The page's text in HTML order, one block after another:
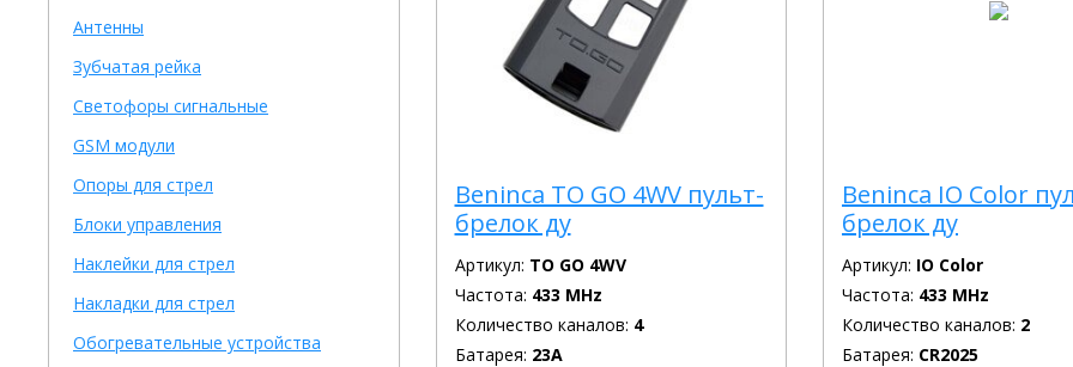
Антенны
Зубчатая рейка
Светофоры сигнальные
GSM модули
Опоры для стрел
Блоки управления
Наклейки для стрел
Накладки для стрел
Обогревательные устройства
Beninca TO GO 4WV пульт-
брелок ду
Артикул: TO GO 4WV
Частота: 433 MHz
Количество каналов: 4
Батарея: 23A
Beninca IO Color
брелок ду
Артикул: IO Color
Частота: 433 MHz
Количество каналов: 2
Батарея: CR2025